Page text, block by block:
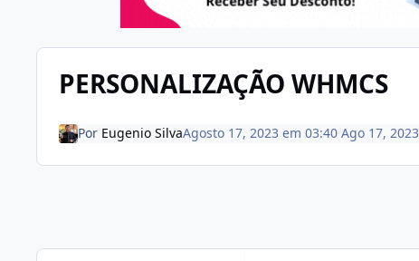
PERSONALIZAÇÃO WHMCS
Por Eugenio SilvaAgosto 17, 2023 em 03:40 Ago 17, 2023